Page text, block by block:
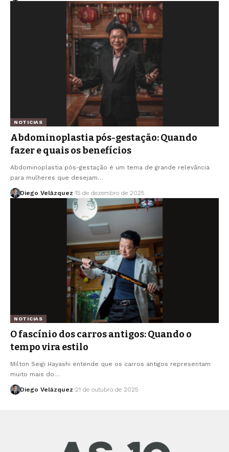
NOTICIAS
Abdominoplastia pós-gestação: Quando
fazer e quais os benefícios
Abdominoplastia pós-gestação é um tema de grande relevância
para mulheres que desejam…
Diego Velázquez 15 de dezembro de 2025
NOTICIAS
O fascínio dos carros antigos: Quando o
tempo vira estilo
Milton Seigi Hayashi entende que os carros antigos representam
muito mais do…
Diego Velázquez 21 de outubro de 2025